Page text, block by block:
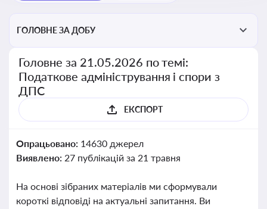
ГОЛОВНЕ ЗА ДОБУ
Головне за 21.05.2026 по темі:
Податкове адміністрування і спори з
ДПС
ЕКСПОРТ
Опрацьовано: 14630 джерел
Виявлено: 27 публікацій за 21 травня
На основі зібраних матеріалів ми сформували
короткі відповіді на актуальні запитання. Ви